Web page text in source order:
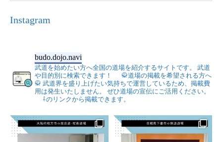
Instagram
budo.dojo.navi
武道を始めたい方へ全国の道場を紹介するサイトです。
武道
や目的別に検索できます！
🥋道場の掲載を希望される方へ
🥋 武道界を盛り上げたい気持ちで運営しているため、掲載費
用は発生いたしません。
ぜひ道場の宣伝にご活用ください。
⇩のリンクから掲載できます。